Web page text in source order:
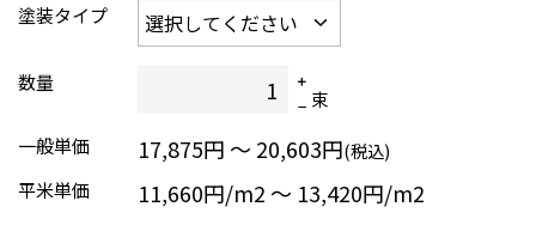
塗装タイプ
数量
束
一般単価
17,875円 ～ 20,603円(税込)
平米単価
11,660円/m2 〜 13,420円/m2